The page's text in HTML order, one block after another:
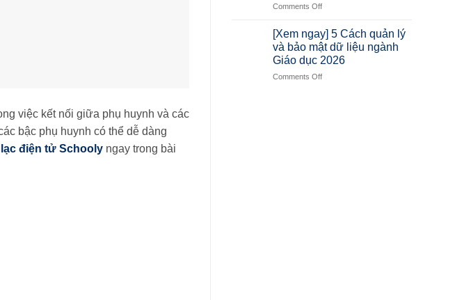
việc kết nối giữa phụ huynh và các
bậc phụ huynh có thể dễ dàng
điện tử Schooly ngay trong bài
Comments Off
[Xem ngay] 5 Cách quản lý
và bảo mật dữ liệu ngành
Giáo dục 2026
Comments Off